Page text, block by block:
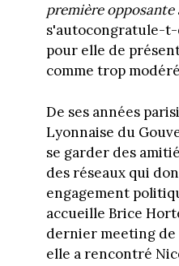
première opposante
s'autocongratule-
pour elle de
comme trop
De ses années
Lyonnaise du
se garder des
des réseaux qui
engagement
accueille Brice
dernier meeting de
elle a rencontré